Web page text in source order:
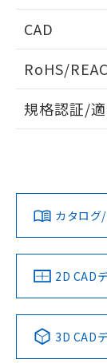
CAD
ドすること
ダウンロードデ
みください。
ソフトウェアの
RoHS/
EU RoHS 注
対応済み
中国 RoHS
Pb
規格認証/
カタログ
2D CAD
3D CAD